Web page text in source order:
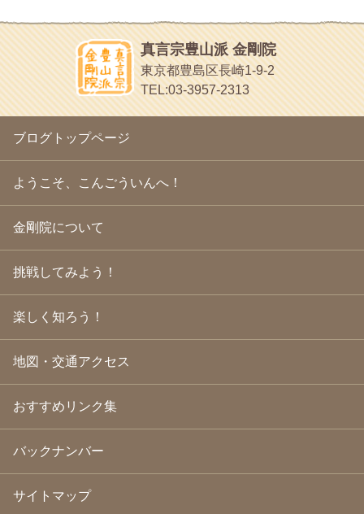
2010年5月(22)
2010年4月(25)
2010年3月(22)
2010年2月
(23)
2010年1月(23)
2009年12月(18)
2009年10月(20)
2009年9月(20)
2009年8月 (18)
2009年7月
(21)
2009年6月(22)
2009年5月(20)
2009年2月(19)
2009年1月(25)
2008年12月 (22)
2008年9月(24)
2008年8月(24)
2008年7月
(23)
2008年6月(23)
2008年5月(21)
2008年4月(22)
2008年1月 (23)
ほうげん日記
放言じゃなくて和尚さんの名前だよ
面白いサイトみつけたよ。
ヘェ～という感じ
chocolab.Air♪DIALY
ラブラドールのワンちゃんがかわいいよ
真言宗豊山派 金剛院
東京都豊島区長崎1-9-2
TEL:03-3957-2313
ブログトップページ
ようこそ、こんごういんへ！
金剛院について
挑戦してみよう！
楽しく知ろう！
地図・交通アクセス
おすすめリンク集
バックナンバー
サイトマップ